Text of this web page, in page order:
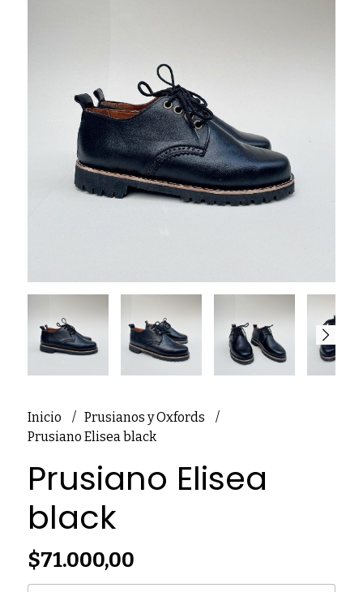
Inicio
Prusianos y Oxfords
Prusiano Elisea black
Prusiano Elisea
black
$71.000,00